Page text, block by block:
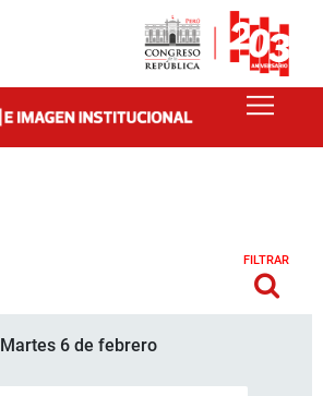
FILTRAR
Martes 6 de febrero